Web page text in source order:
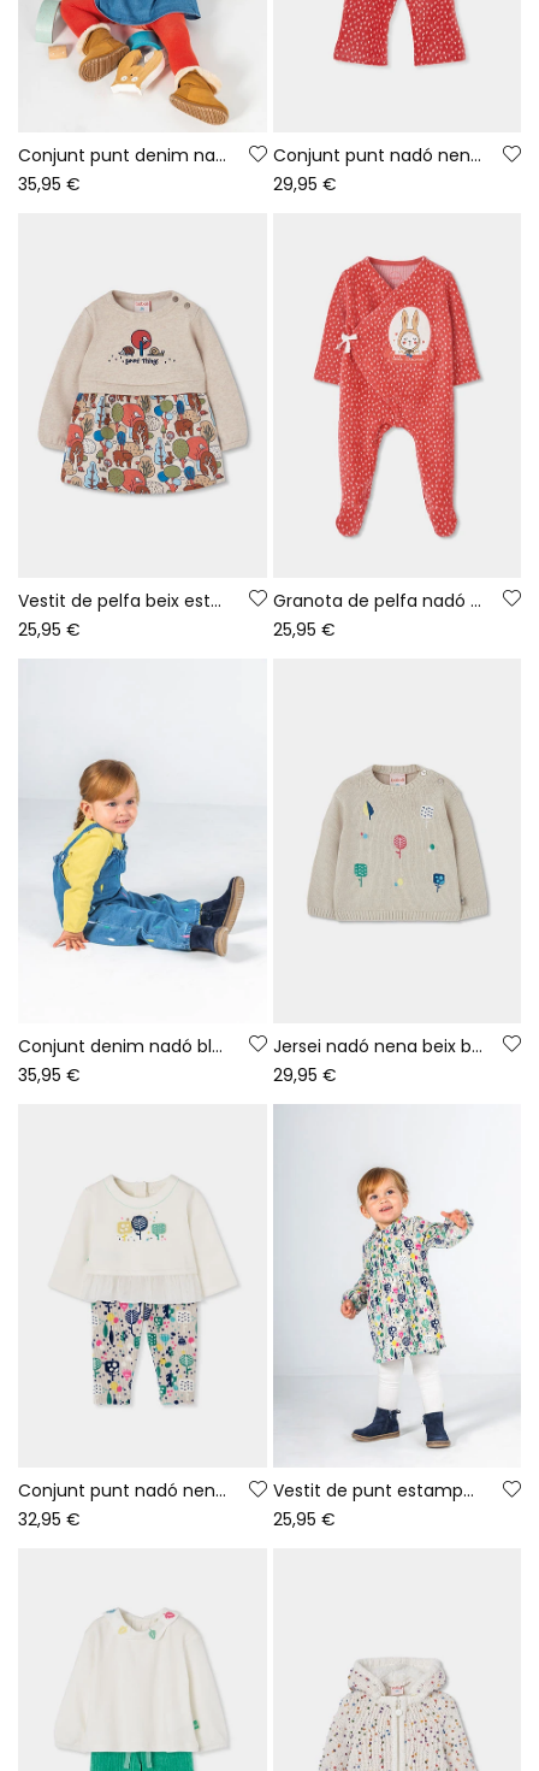
Conjunt punt denim nadó nena vermell brodat d\'ós
35,95 €
Conjunt punt nadó nena blanc estampat bosc
29,95 €
Vestit de pelfa beix estampat bosc nadó
25,95 €
Granota de pelfa nadó vermell estampat conillet
25,95 €
Conjunt denim nadó blau estampat fulles
35,95 €
Jersei nadó nena beix brodat d\'arbres
29,95 €
Conjunt punt nadó nena blanc estampat arbres
32,95 €
Vestit de punt estampat arbres multicolor nadó
25,95 €